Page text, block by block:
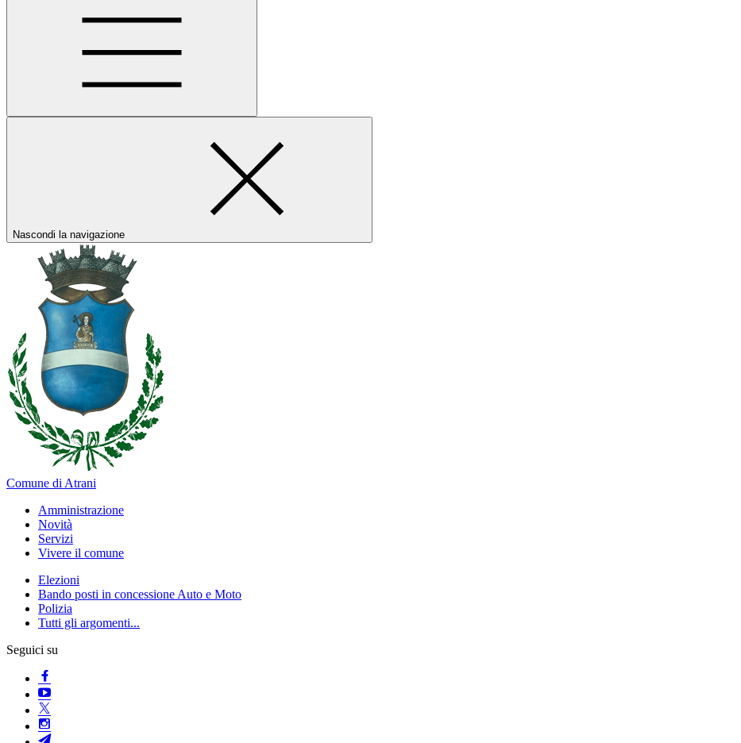
Nascondi la navigazione
Comune di Atrani
Amministrazione
Novità
Servizi
Vivere il comune
Elezioni
Bando posti in concessione Auto e Moto
Polizia
Tutti gli argomenti...
Seguici su